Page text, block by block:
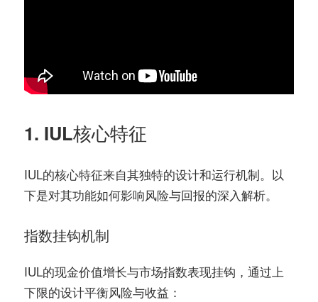
1. IUL核心特征
IUL的核心特征来自其独特的设计和运行机制。以
下是对其功能如何影响风险与回报的深入解析。
指数挂钩机制
IUL的现金价值增长与市场指数表现挂钩，通过上
下限的设计平衡风险与收益：